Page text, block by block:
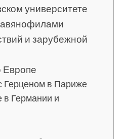
университете
и зарубежной
Европе
Герценом в Париже
Германии и